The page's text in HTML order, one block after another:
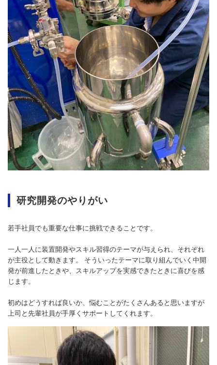
研究開発のやりがい
若手社員でも重要な仕事に挑戦できることです。
一人一人に装置開発やスキル習得のテーマが与えられ、それぞれ
が主役として動きます。 そういったテーマに取り組んでいく中開
発が前進したときや、スキルアップを実感できたときに喜びを感
じます。
初めはどうすれば良いか、悩むことがたくさんあると思いますが
上司と先輩社員が手厚くサポートしてくれます。